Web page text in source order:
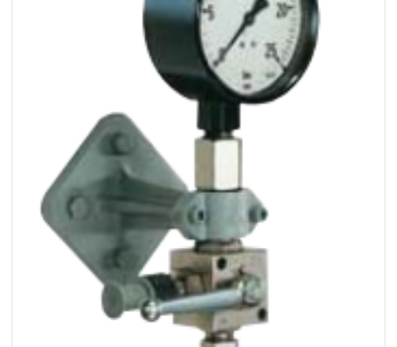
uszczelnienia@chss.pl
+48 731 349 406
info@chss.pl
Centrum Hydrauliki Siłowej Jawor
59-400 Jawor, ul. Kuziennicza 5, POLSKA
Biuro obsługi klienta:
+48 535 424 483
+48 665 001 660
jawor@chss.pl
PN-PT: 7:00 - 16:00
+48 665 001 770
Projektowanie i budowa układów: